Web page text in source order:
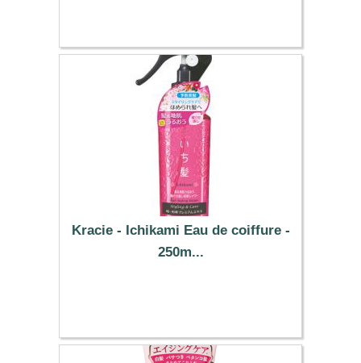
Kracie - Ichikami Eau de coiffure -
250m...